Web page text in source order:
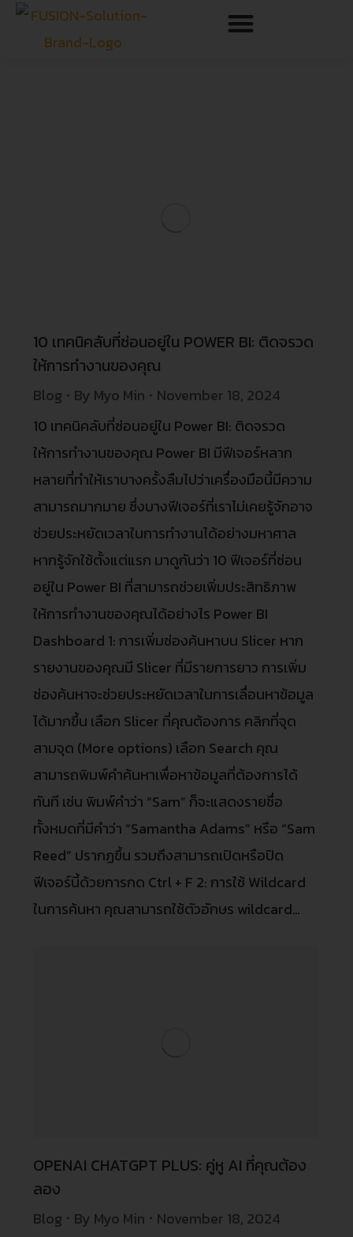
10 เทคนิคลับที่ซ่อนอยู่ใน POWER BI: ติดจรวด
ให้การทำงานของคุณ
Blog By Myo Min
November 18, 2024
10 เทคนิคลับที่ซ่อนอยู่ใน Power BI: ติดจรวด
ให้การทำงานของคุณ Power BI มีฟีเจอร์หลาก
หลายที่ทำให้เราบางครั้งลืมไปว่าเครื่องมือนี้มีความ
สามารถมากมาย ซึ่งบางฟีเจอร์ที่เราไม่เคยรู้จักอาจ
ช่วยประหยัดเวลาในการทำงานได้อย่างมหาศาล
หากรู้จักใช้ตั้งแต่แรก มาดูกันว่า 10 ฟีเจอร์ที่ซ่อน
อยู่ใน Power BI ที่สามารถช่วยเพิ่มประสิทธิภาพ
ให้การทำงานของคุณได้อย่างไร Power BI
Dashboard 1: การเพิ่มช่องค้นหาบน Slicer หาก
รายงานของคุณมี Slicer ที่มีรายการยาว การเพิ่ม
ช่องค้นหาจะช่วยประหยัดเวลาในการเลื่อนหาข้อมูล
ได้มากขึ้น เลือก Slicer ที่คุณต้องการ คลิกที่จุด
สามจุด (More options) เลือก Search คุณ
สามารถพิมพ์คำค้นหาเพื่อหาข้อมูลที่ต้องการได้
ทันที เช่น พิมพ์คำว่า “Sam” ก็จะแสดงรายชื่อ
ทั้งหมดที่มีคำว่า “Samantha Adams” หรือ “Sam
Reed” ปรากฏขึ้น รวมถึงสามารถเปิดหรือปิด
ฟีเจอร์นี้ด้วยการกด Ctrl + F 2: การใช้ Wildcard
ในการค้นหา คุณสามารถใช้ตัวอักษร wildcard…
OPENAI CHATGPT PLUS: คู่หู AI ที่คุณต้อง
ลอง
Blog By Myo Min
November 18, 2024